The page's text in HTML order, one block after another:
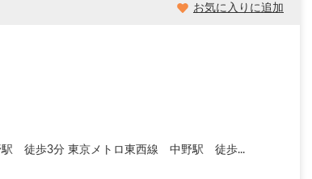
お気に入りに追加
徒歩3分 東京メトロ東西線 中野駅 徒歩...